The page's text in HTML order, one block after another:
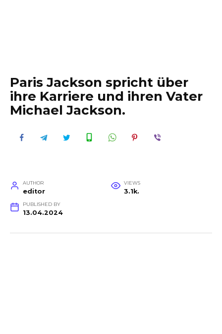
Paris Jackson spricht über
ihre Karriere und ihren Vater
Michael Jackson.
AUTHOR
editor
VIEWS
3.1k.
PUBLISHED BY
13.04.2024